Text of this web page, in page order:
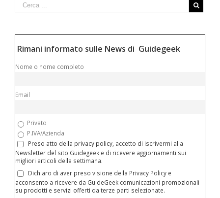
Rimani informato sulle News di Guidegeek
Nome o nome completo
Email
Privato
P.IVA/Azienda
Preso atto della privacy policy, accetto di iscrivermi alla
Newsletter del sito Guidegeek e di ricevere aggiornamenti sui
migliori articoli della settimana.
Dichiaro di aver preso visione della Privacy Policy e
acconsento a ricevere da GuideGeek comunicazioni promozionali
su prodotti e servizi offerti da terze parti selezionate.